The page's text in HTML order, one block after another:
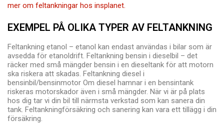
mer om feltankningar hos insplanet.
EXEMPEL PÅ OLIKA TYPER AV FELTANKNING
Feltankning etanol – etanol kan endast användas i bilar som är
avsedda för etanoldrift. Feltankning bensin i dieselbil – det
räcker med små mängder bensin i en dieseltank för att motorn
ska riskera att skadas. Feltankning diesel i
bensinbil/bensinmotor Om diesel hamnar i en bensintank
riskeras motorskador även i små mängder. När vi är på plats
hos dig tar vi din bil till närmsta verkstad som kan sanera din
tank. Feltankningförsäkring och sanering kan vara ett tillägg i din
försäkring.